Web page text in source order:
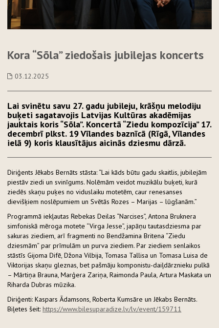
Kora “Sõla” ziedošais jubilejas koncerts
03.12.2025
Lai svinētu savu 27. gadu jubileju, krāšņu melodiju
buķeti sagatavojis Latvijas Kultūras akadēmijas
jauktais koris “Sõla”. Koncertā “Ziedu kompozīcija” 17.
decembrī plkst. 19 Vīlandes baznīcā (Rīgā, Vīlandes
ielā 9) koris klausītājus aicinās dziesmu dārzā.
Diriģents Jēkabs Bernāts stāsta: “Lai kāds būtu gadu skaitlis, jubilejām
piestāv ziedi un svinīgums. Nolēmām veidot muzikālu buķeti, kurā
ziedēs skaņu puķes no viduslaiku motetēm, caur renesanses
dievišķiem noslēpumiem un Svētās Rozes – Marijas – lūgšanām.”
Programmā iekļautas Rebekas Deilas “Narcises”, Antona Bruknera
simfoniskā mēroga motete “Virga Jesse”, japāņu tautasdziesma par
sakuras ziediem, arī fragmenti no Bendžamina Britena “Ziedu
dziesmām” par prīmulām un purva ziediem. Par ziediem senlaikos
stāstīs Gijoma Difē, Džona Vilbija, Tomasa Tallisa un Tomasa Luisa de
Viktorijas skaņu gleznas, bet pašmāju komponistu-daiļdārznieku pulkā
– Mārtiņa Brauna, Marģera Zariņa, Raimonda Paula, Artura Maskata un
Riharda Dubras mūzika.
Diriģenti: Kaspars Ādamsons, Roberta Kumsāre un Jēkabs Bernāts.
Biļetes šeit: https://www.bilesuparadize.lv/lv/event/159711